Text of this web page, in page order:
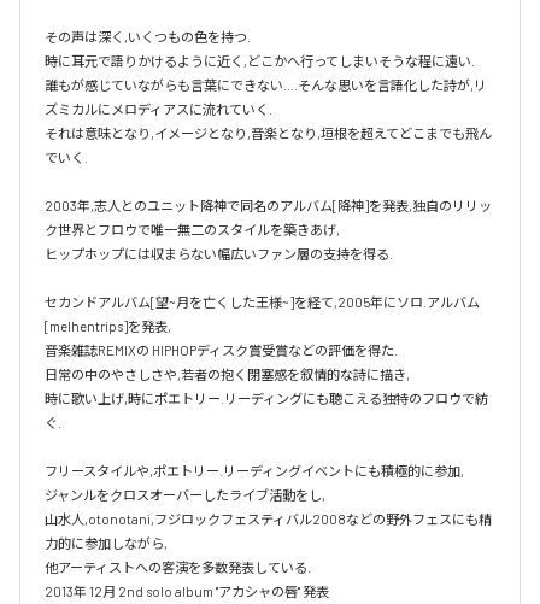
その声は深く,いくつもの色を持つ.
時に耳元で語りかけるように近く,どこかへ行ってしまいそうな程に遠い.
誰もが感じていながらも言葉にできない....そんな思いを言語化した詩が,リ
ズミカルにメロディアスに流れていく.
それは意味となり,イメージとなり,音楽となり,垣根を超えてどこまでも飛ん
でいく.
2003年,志人とのユニット降神で同名のアルバム[降神]を発表,独自のリリッ
ク世界とフロウで唯一無二のスタイルを築きあげ,
ヒップホップには収まらない幅広いファン層の支持を得る.
セカンドアルバム[望~月を亡くした王様~]を経て,2005年にソロ.アルバム
[melhentrips]を発表,
音楽雑誌REMIXの HIPHOPディスク賞受賞などの評価を得た.
日常の中のやさしさや,若者の抱く閉塞感を叙情的な詩に描き,
時に歌い上げ,時にポエトリー.リーディングにも聴こえる独特のフロウで紡
ぐ.
フリースタイルや,ポエトリー.リーディングイベントにも積極的に参加,
ジャンルをクロスオーバーしたライブ活動をし,
山水人,otonotani,フジロックフェスティバル2008などの野外フェスにも精
力的に参加しながら,
他アーティストへの客演を多数発表している.
2013年 12月 2nd solo album "アカシャの唇" 発表